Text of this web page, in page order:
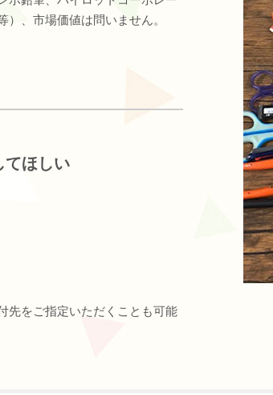
、市場価値は問いません。
てほしい
先をご指定いただくことも可能